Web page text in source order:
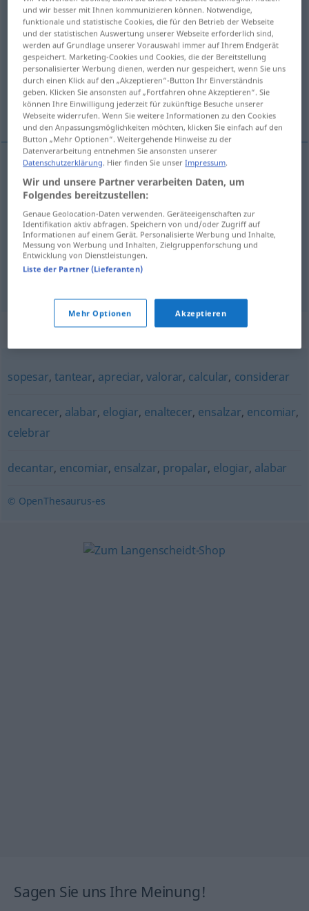
Übersicht aller Übersetzungen
(Für mehr Details die Übersetzung anklicken/antippen)
abwägen gewichten
rühmen, preisen
abwägen ponderar
rühmen, (an)preisen ponderar (≈ elogiar)
Synonyme für "ponderar"
sopesar,tantear, apreciar,valorar, calcular, considerar
encarecer, alabar, elogiar, enaltecer, ensalzar, encomiar,
celebrar
decantar, encomiar, ensalzar, propalar, elogiar, alabar
© OpenThesaurus-es
Sagen Sie uns Ihre Meinung!
und wir besser mit Ihnen kommunizieren können. Notwendige,
funktionale und statistische Cookies, die für den Betrieb der Webseite
und der statistischen Auswertung unserer Webseite erforderlich sind,
werden auf Grundlage unserer Vorauswahl immer auf Ihrem Endgerät
gespeichert. Marketing-Cookies und Cookies, die der Bereitstellung
personalisierter Werbung dienen, werden nur gespeichert, wenn Sie uns
durch einen Klick auf den „Akzeptieren“-Button Ihr Einverständnis
geben. Klicken Sie ansonsten auf „Fortfahren ohne Akzeptieren“. Sie
können Ihre Einwilligung jederzeit für zukünftige Besuche unserer
Webseite widerrufen. Wenn Sie weitere Informationen zu den Cookies
und den Anpassungsmöglichkeiten möchten, klicken Sie einfach auf den
Button „Mehr Optionen“. Weitergehende Hinweise zu der
Datenverarbeitung entnehmen Sie ansonsten unserer
Datenschutzerklärung . Hier finden Sie unserImpressum
Wir und unsere Partner verarbeiten Daten, um
Folgendes bereitzustellen:
Genaue Geolocation-Daten verwenden. Geräteeigenschaften zur
Identifikation aktiv abfragen. Speichern von und/oder Zugriff auf
Informationen auf einem Gerät. Personalisierte Werbung und Inhalte,
Messung von Werbung und Inhalten, Zielgruppenforschung und
Entwicklung von Dienstleistungen.
Liste der Partner (Lieferanten)
Mehr Optionen Akzeptieren